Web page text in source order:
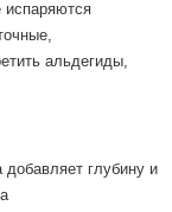
испаряются
альдегиды,
глубину и